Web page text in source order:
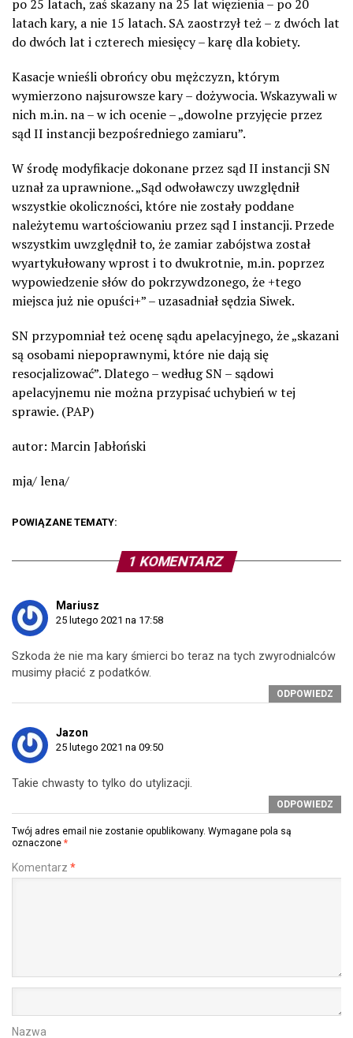
po 25 latach, zaś skazany na 25 lat więzienia – po 20
latach kary, a nie 15 latach. SA zaostrzył też – z dwóch lat
do dwóch lat i czterech miesięcy – karę dla kobiety.
Kasacje wnieśli obrońcy obu mężczyzn, którym
wymierzono najsurowsze kary – dożywocia. Wskazywali w
nich m.in. na – w ich ocenie – „dowolne przyjęcie przez
sąd II instancji bezpośredniego zamiaru”.
W środę modyfikacje dokonane przez sąd II instancji SN
uznał za uprawnione. „Sąd odwoławczy uwzględnił
wszystkie okoliczności, które nie zostały poddane
należytemu wartościowaniu przez sąd I instancji. Przede
wszystkim uwzględnił to, że zamiar zabójstwa został
wyartykułowany wprost i to dwukrotnie, m.in. poprzez
wypowiedzenie słów do pokrzywdzonego, że +tego
miejsca już nie opuści+” – uzasadniał sędzia Siwek.
SN przypomniał też ocenę sądu apelacyjnego, że „skazani
są osobami niepoprawnymi, które nie dają się
resocjalizować”. Dlatego – według SN – sądowi
apelacyjnemu nie można przypisać uchybień w tej
sprawie. (PAP)
autor: Marcin Jabłoński
mja/ lena/
POWIĄZANE TEMATY:
1 KOMENTARZ
Mariusz
25 lutego 2021 na 17:58
Szkoda że nie ma kary śmierci bo teraz na tych zwyrodnialców
musimy płacić z podatków.
ODPOWIEDZ
Jazon
25 lutego 2021 na 09:50
Takie chwasty to tylko do utylizacji.
ODPOWIEDZ
Twój adres email nie zostanie opublikowany. Wymagane pola są
oznaczone *
Komentarz *
Nazwa